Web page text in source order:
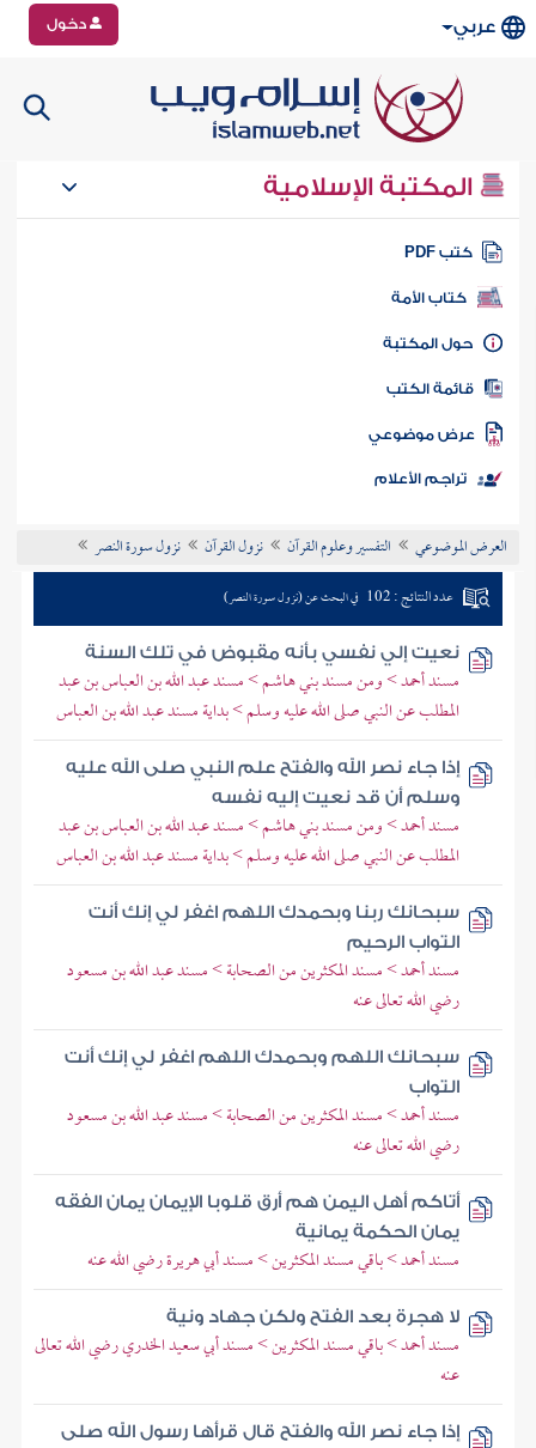
عربي دخول
المكتبة الإسلامية
كتب PDF
كتاب الأمة
المكتبة
الكتب
موضوعي
تراجم الأعلام
العرض الموضوعي التفسير وعلوم القرآن نزول القرآن نزول سورة النصر
عدد النتائج : 102 في البحث عن (نزول سورة النصر)
نعيت إلي نفسي بأنه مقبوض في تلك السنة
مسند أحمد > ومن مسند بني هاشم > مسند عبد الله بن العباس بن عبد
المطلب عن النبي صلى الله عليه وسلم > بداية مسند عبد الله بن العباس
إذا جاء نصر الله والفتح علم النبي صلى الله عليه
وسلم أن قد نعيت إليه نفسه
مسند أحمد > ومن مسند بني هاشم > مسند عبد الله بن العباس بن عبد
المطلب عن النبي صلى الله عليه وسلم > بداية مسند عبد الله بن العباس
سبحانك ربنا وبحمدك اللهم اغفر لي إنك أنت
التواب الرحيم
مسند أحمد > مسند المكثرين من الصحابة > مسند عبد الله بن مسعود
رضي الله تعالى عنه
سبحانك اللهم وبحمدك اللهم اغفر لي إنك أنت
التواب
مسند أحمد > مسند المكثرين من الصحابة > مسند عبد الله بن مسعود
رضي الله تعالى عنه
أتاكم أهل اليمن هم أرق قلوبا الإيمان يمان الفقه
يمان الحكمة يمانية
مسند أحمد > باقي مسند المكثرين > مسند أبي هريرة رضي الله عنه
لا هجرة بعد الفتح ولكن جهاد ونية
مسند أحمد > باقي مسند المكثرين > مسند أبي سعيد الخدري رضي الله تعالى
عنه
إذا جاء نصر الله والفتح قال قرأها رسول الله صلى